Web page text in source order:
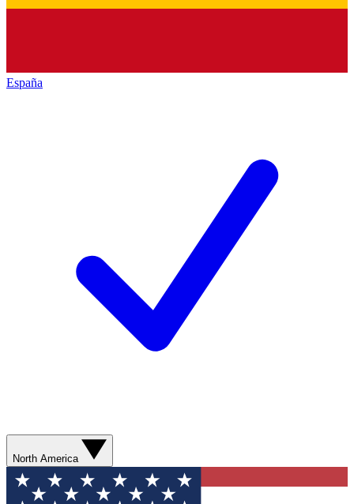
España
North America